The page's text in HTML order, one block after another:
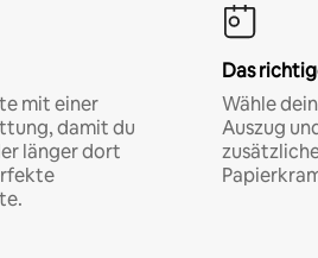
mit einer
damit du
länger dort
Das
Wähle
Auszug